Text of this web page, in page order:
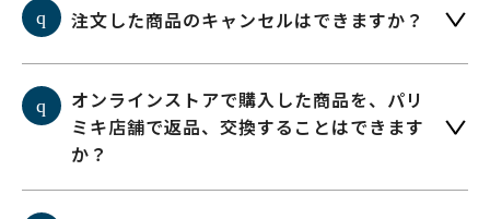
注文した商品のキャンセルはできますか？
オンラインストアで購入した商品を、パリ
ミキ店舗で返品、交換することはできます
か？